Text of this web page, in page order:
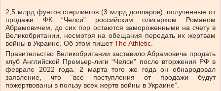
2,5 млрд фунтов стерлингов (3 млрд долларов), полученные от
продажи ФК “Челси” российским олигархом Романом
Абрамовичем, до сих пор остаются замороженными на счету в
Великобритании, несмотря на обещания передать их жертвам
войны в Украине. Об этом пишетThe Athletic.
Правительство Великобритании заставило Абрамовича продать
клуб Английской Премьер-лиги “Челси” после вторжения РФ в
феврале 2022 года. 2 марта того же года он обнародовал
заявление, что “все поступления от продажи будут
пожертвованы в пользу всех жертв войны в Украине”.